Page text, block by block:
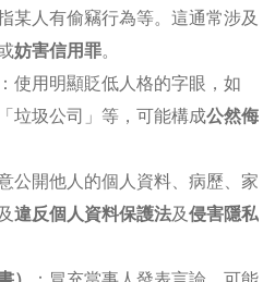
某人有偷竊行為等。這通常涉及
妨害信用罪。
：使用明顯貶低人格的字眼，如
垃圾公司」等，可能構成公然侮
公開他人的個人資料、病歷、家
違反個人資料保護法及侵害隱私